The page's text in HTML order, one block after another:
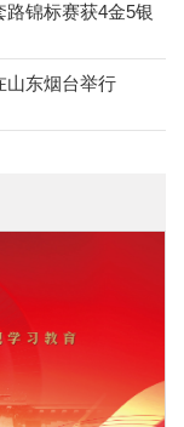
锦标赛获4金5银
山东烟台举行